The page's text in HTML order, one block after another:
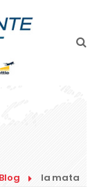
Blog la mata